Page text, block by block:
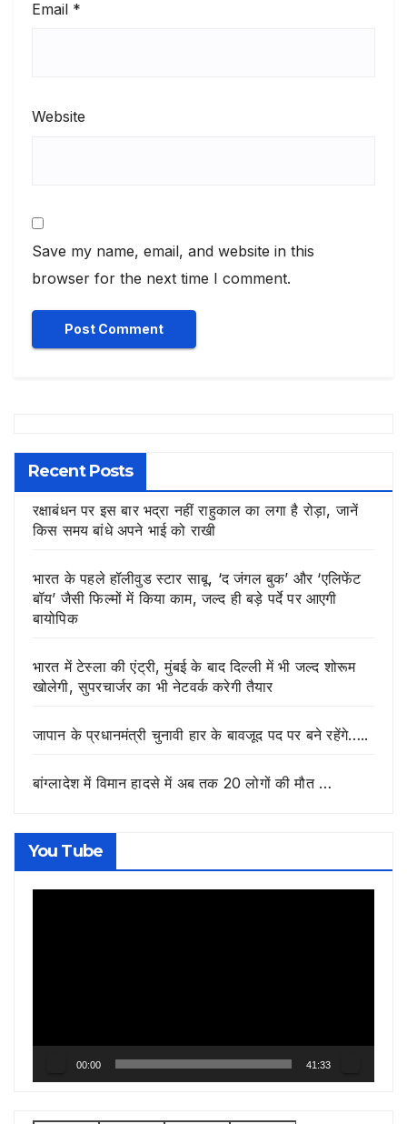
Email *
Website
Save my name, email, and website in this
browser for the next time I comment.
Recent Posts
रक्षाबंधन पर इस बार भद्रा नहीं राहुकाल का लगा है रोड़ा, जानें
किस समय बांधे अपने भाई को राखी
भारत के पहले हॉलीवुड स्टार साबू, ‘द जंगल बुक’ और ‘एलिफेंट
बॉय’ जैसी फिल्मों में किया काम, जल्द ही बड़े पर्दे पर आएगी
बायोपिक
भारत में टेस्ला की एंट्री, मुंबई के बाद दिल्ली में भी जल्द शोरूम
खोलेगी, सुपरचार्जर का भी नेटवर्क करेगी तैयार
जापान के प्रधानमंत्री चुनावी हार के बावजूद पद पर बने रहेंगे…..
बांग्लादेश में विमान हादसे में अब तक 20 लोगों की मौत …
You Tube
00:00 41:33